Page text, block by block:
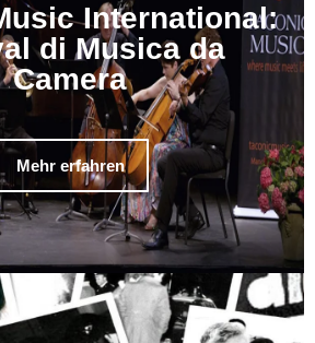
International:
di Musica da
Camera
Mehr erfahren